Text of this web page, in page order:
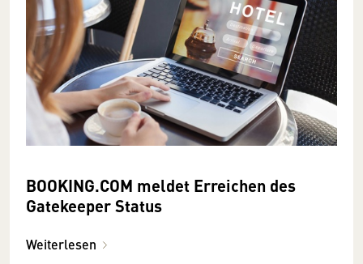
BOOKING.COM meldet Erreichen des
Gatekeeper Status
Weiterlesen